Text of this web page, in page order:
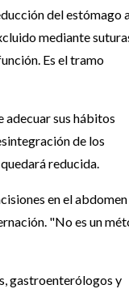
del estómago
mediante
Es el tramo
adecuar sus hábitos
de los
reducida.
en el
"No es un
gastroenterólogos y